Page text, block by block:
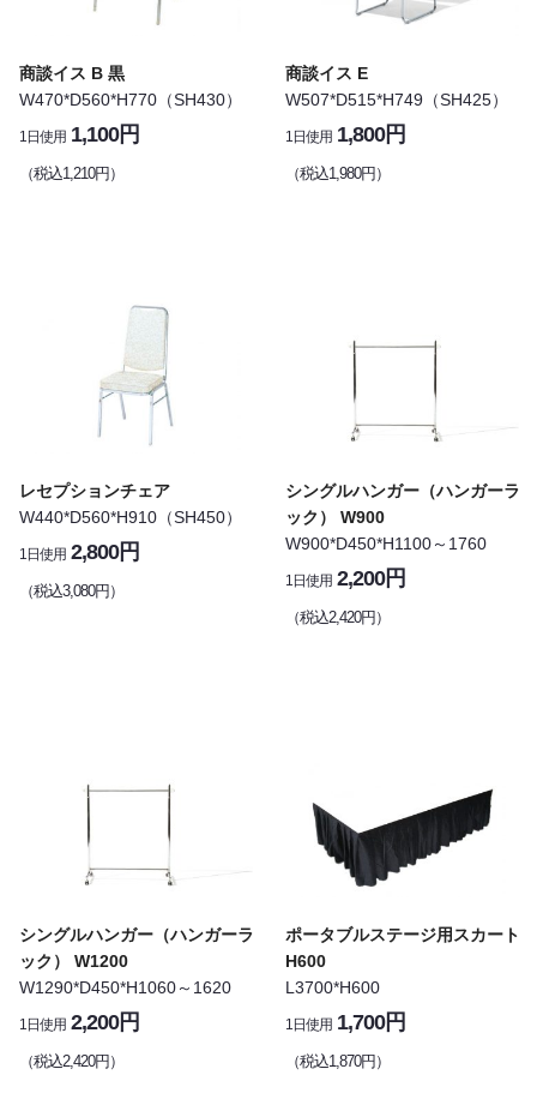
商談イス B 黒
W470*D560*H770（SH430）
1日使用 1,100円
（税込1,210円）
商談イス E
W507*D515*H749（SH425）
1日使用 1,800円
（税込1,980円）
レセプションチェア
W440*D560*H910（SH450）
1日使用 2,800円
（税込3,080円）
シングルハンガー（ハンガーラ
ック） W900
W900*D450*H1100～1760
1日使用 2,200円
（税込2,420円）
シングルハンガー（ハンガーラ
ック） W1200
W1290*D450*H1060～1620
1日使用 2,200円
（税込2,420円）
ポータブルステージ用スカート
H600
L3700*H600
1日使用 1,700円
（税込1,870円）